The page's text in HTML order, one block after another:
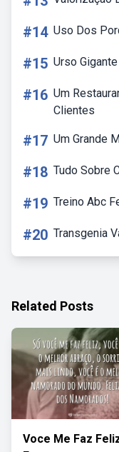
#14 Uso Dos
#15 Urso
#16 Um
Clientes
#17 Um Grande
#18 Tudo Sobre
#19 Treino Abc
#20 Transgenia
Related Posts
Voce Me Faz